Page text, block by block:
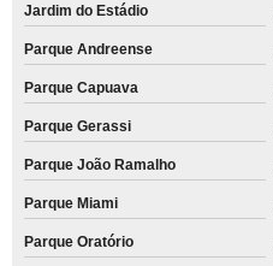
Jardim do Estádio
Parque Andreense
Parque Capuava
Parque Gerassi
Parque João Ramalho
Parque Miami
Parque Oratório